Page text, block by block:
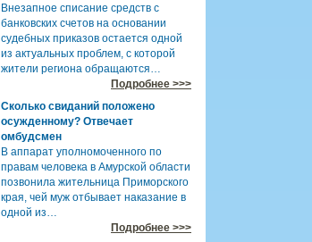
Внезапное списание средств с
банковских счетов на основании
судебных приказов остается одной
из актуальных проблем, с которой
жители региона обращаются…
Подробнее >>>
Сколько свиданий положено
осужденному? Отвечает
омбудсмен
В аппарат уполномоченного по
правам человека в Амурской области
позвонила жительница Приморского
края, чей муж отбывает наказание в
одной из…
Подробнее >>>